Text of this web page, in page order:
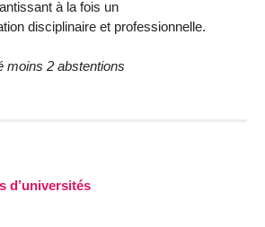
à la fois un
disciplinaire et professionnelle.
moins 2 abstentions
d’universités